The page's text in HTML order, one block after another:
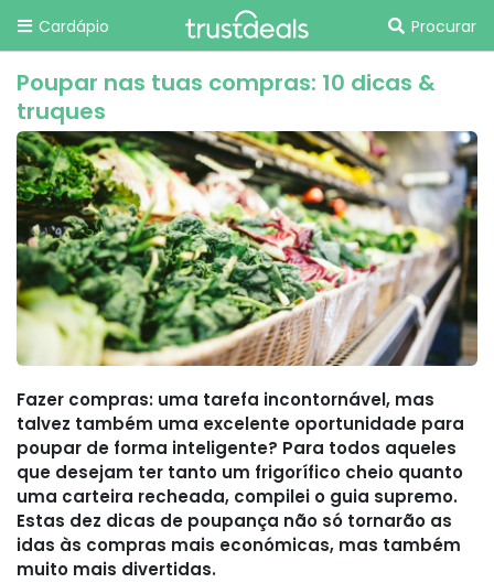
Cardápio Procurar
Poupar nas tuas compras: 10 dicas &
truques
Fazer compras: uma tarefa incontornável, mas
talvez também uma excelente oportunidade para
poupar de forma inteligente? Para todos aqueles
que desejam ter tanto um frigorífico cheio quanto
uma carteira recheada, compilei o guia supremo.
Estas dez dicas de poupança não só tornarão as
idas às compras mais económicas, mas também
muito mais divertidas.